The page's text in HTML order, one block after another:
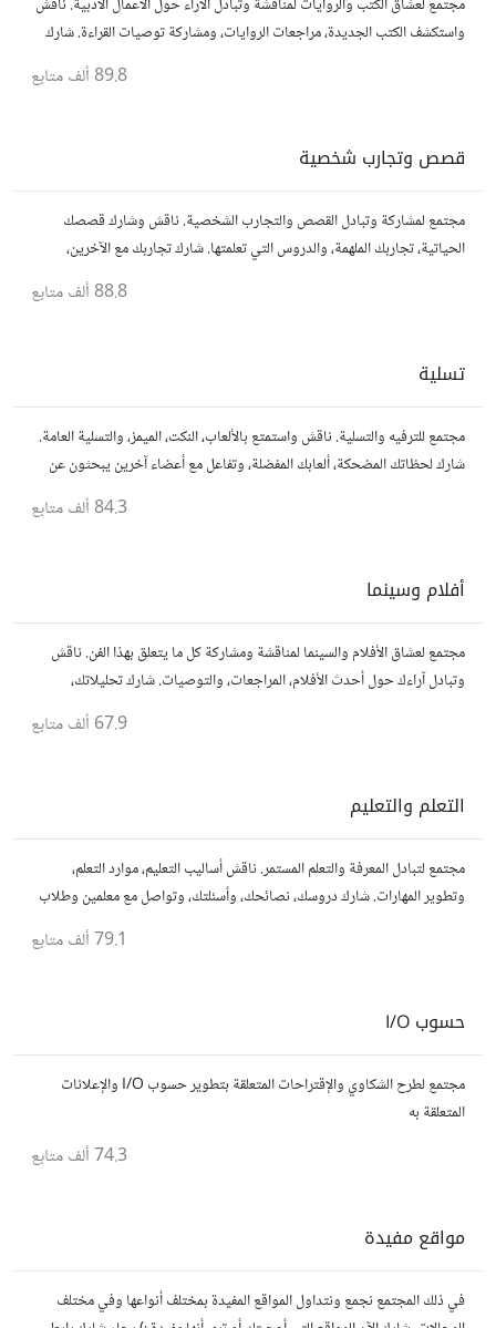
مجتمع لعشاق الكتب والروايات لمناقشة وتبادل الآراء حول الأعمال الأدبية. ناقش
واستكشف الكتب الجديدة، مراجعات الروايات، ومشاركة توصيات القراءة. شارك
89.8 ألف متابع
قصص وتجارب شخصية
مجتمع لمشاركة وتبادل القصص والتجارب الشخصية. ناقش وشارك قصصك
الحياتية، تجاربك الملهمة، والدروس التي تعلمتها. شارك تجاربك مع الآخرين،
88.8 ألف متابع
تسلية
مجتمع للترفيه والتسلية. ناقش واستمتع بالألعاب، النكت، الميمز، والتسلية العامة.
شارك لحظاتك المضحكة، ألعابك المفضلة، وتفاعل مع أعضاء آخرين يبحثون عن
84.3 ألف متابع
أفلام وسينما
مجتمع لعشاق الأفلام والسينما لمناقشة ومشاركة كل ما يتعلق بهذا الفن. ناقش
وتبادل آراءك حول أحدث الأفلام، المراجعات، والتوصيات. شارك تحليلاتك،
قصصك، واستمتع بنقاشات حول الأفلام والمخرجين والسيناريوهات.
67.9 ألف متابع
التعلم والتعليم
مجتمع لتبادل المعرفة والتعلم المستمر. ناقش أساليب التعليم، موارد التعلم،
وتطوير المهارات. شارك دروسك، نصائحك، وأسئلتك، وتواصل مع معلمين وطلاب
79.1 ألف متابع
حسوب I/O
مجتمع لطرح الشكاوي والإقتراحات المتعلقة بتطوير حسوب I/O والإعلانات
المتعلقة به
74.3 ألف متابع
مواقع مفيدة
في ذلك المجتمع نجمع ونتداول المواقع المفيدة بمختلف أنواعها وفي مختلف